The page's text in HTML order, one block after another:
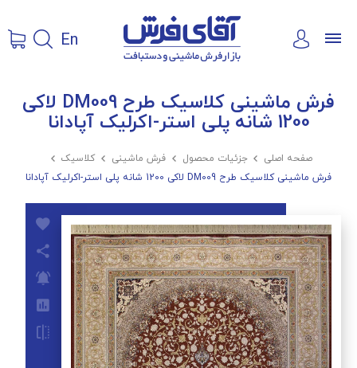
En
فرش ماشینی کلاسیک طرح DM009 لاکی
1200 شانه پلی استر-اکرلیک آپادانا
صفحه اصلی  جزئیات محصول  فرش ماشینی  کلاسیک 
فرش ماشینی کلاسیک طرح DM009 لاکی 1200 شانه پلی استر-اکرلیک آپادانا